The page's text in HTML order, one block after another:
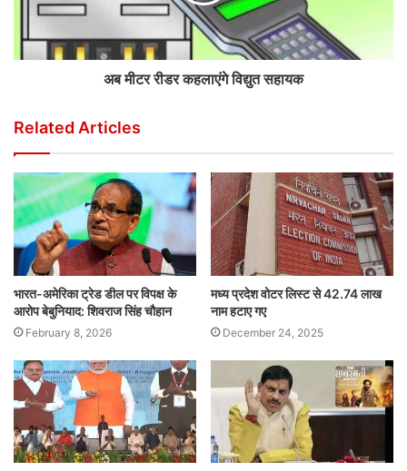
अब मीटर रीडर कहलाएंगे विद्युत सहायक
Related Articles
भारत-अमेरिका ट्रेड डील पर विपक्ष के
आरोप बेबुनियाद: शिवराज सिंह चौहान
February 8, 2026
मध्य प्रदेश वोटर लिस्ट से 42.74 लाख
नाम हटाए गए
December 24, 2025